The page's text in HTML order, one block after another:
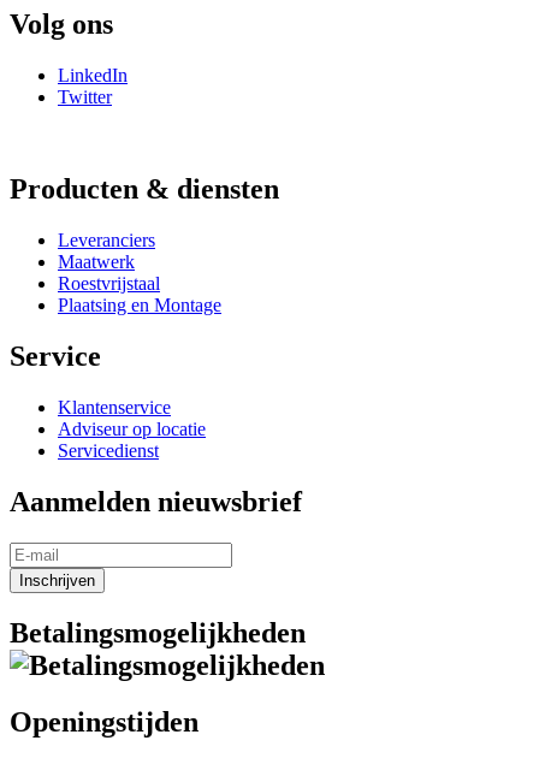
Volg ons
LinkedIn
Twitter
Producten & diensten
Leveranciers
Maatwerk
Roestvrijstaal
Plaatsing en Montage
Service
Klantenservice
Adviseur op locatie
Servicedienst
Aanmelden nieuwsbrief
Inschrijven
Betalingsmogelijkheden
Openingstijden